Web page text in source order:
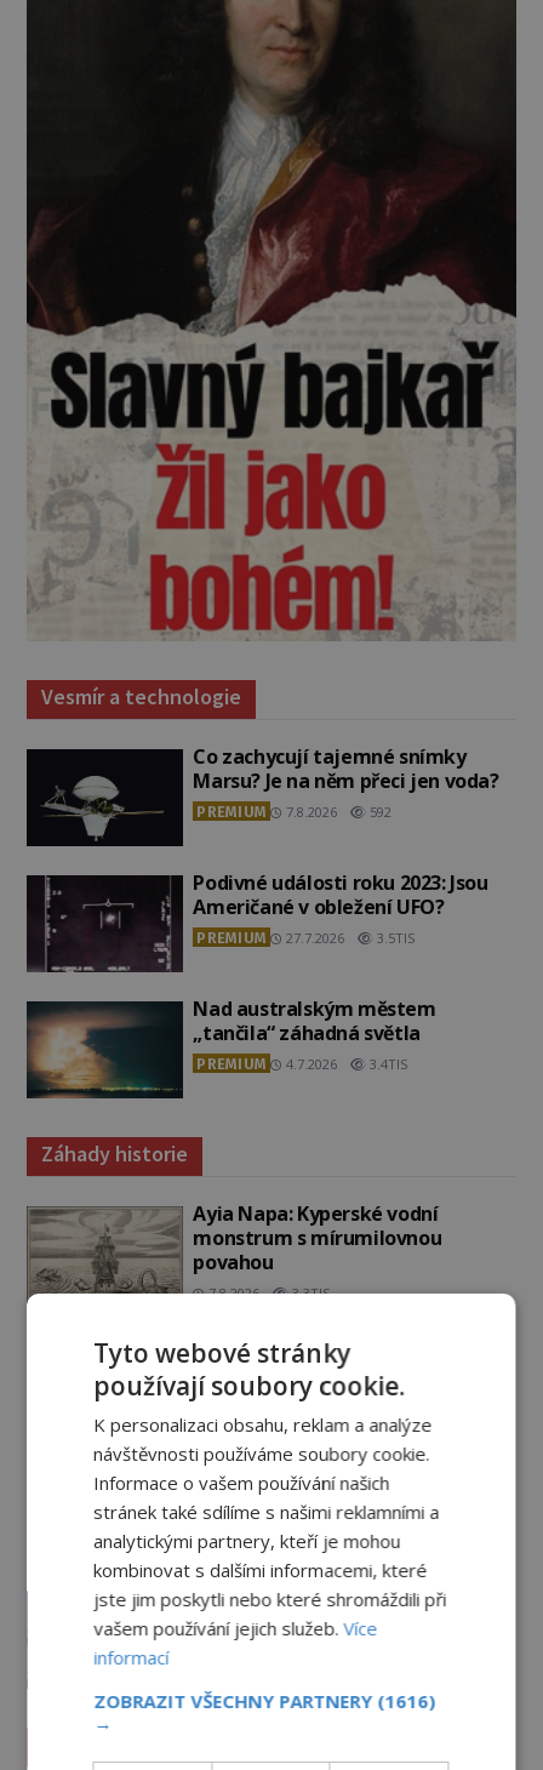
Vesmír a technologie
Co zachycují tajemné snímky
Marsu? Je na něm přeci jen voda?
PREMIUM 7.8.2026 592
Podivné události roku 2023: Jsou
Američané v obležení UFO?
PREMIUM 27.7.2026 3.5TIS
Nad australským městem
„tančila“ záhadná světla
PREMIUM 4.7.2026 3.4TIS
Záhady historie
Ayia Napa: Kyperské vodní
monstrum s mírumilovnou
povahou
7.8.2026 3.3TIS
Ztracený hrob svatého Mikuláše:
Tajná výprava, která odnesla
nejslavnější relikvii do Itálie
7.8.2026 772
Kam zmizely ostatky světců?
Relikvie, které putují Evropou a
dodnes budí úžas
6.8.2026 2.2TIS
Železný zázrak z Indie: Proč tento
sloup už 1 600 let nezná rez?
Tyto webové stránky
používají soubory cookie.
K personalizaci obsahu, reklam a analýze
návštěvnosti používáme soubory cookie.
Informace o vašem používání našich
stránek také sdílíme s našimi reklamními a
analytickými partnery, kteří je mohou
kombinovat s dalšími informacemi, které
jste jim poskytli nebo které shromáždili při
vašem používání jejich služeb.Více
informací
ZOBRAZIT VŠECHNY PARTNERY (1616)
→